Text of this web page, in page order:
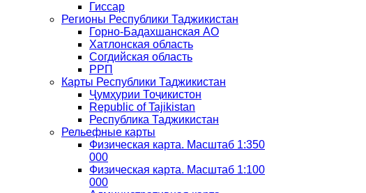
Гиссар
Регионы Республики Таджикистан
Горно-Бадахшанская АО
Хатлонская область
Согдийская область
РРП
Карты Республики Таджикистан
Ҷумҳурии Тоҷикистон
Republic of Tajikistan
Республика Таджикистан
Рельефные карты
Физическая карта. Масштаб 1:350
000
Физическая карта. Масштаб 1:100
000